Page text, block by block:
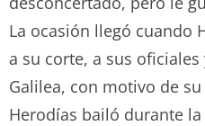
La ocasión llegó cuando
a su corte, a sus
Galilea, con motivo de
Herodías bailó durante